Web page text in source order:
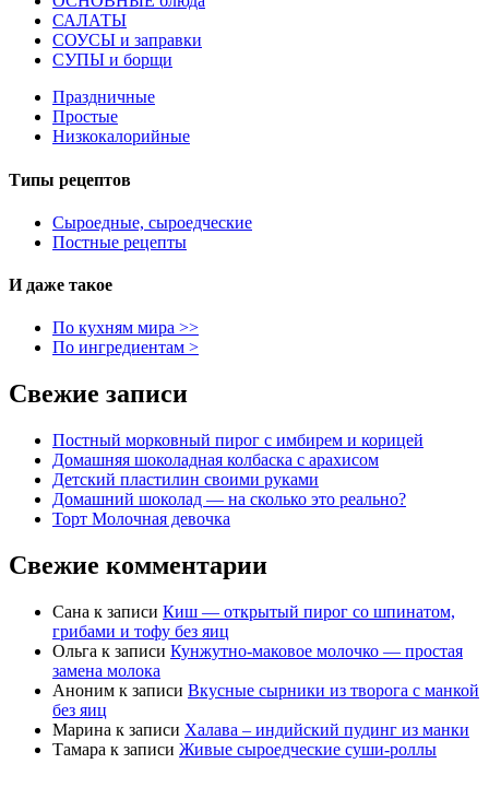
САЛАТЫ
СОУСЫ и заправки
СУПЫ и борщи
Праздничные
Простые
Низкокалорийные
Типы рецептов
Сыроедные, сыроедческие
Постные рецепты
И даже такое
По кухням мира >>
По ингредиентам >
Свежие записи
Постный морковный пирог с имбирем и корицей
Домашняя шоколадная колбаска с арахисом
Детский пластилин своими руками
Домашний шоколад — на сколько это реально?
Торт Молочная девочка
Свежие комментарии
Сана к записи Киш — открытый пирог со шпинатом,
грибами и тофу без яиц
Ольга к записи Кунжутно-маковое молочко — простая
замена молока
Аноним к записи Вкусные сырники из творога с манкой
без яиц
Марина к записи Халава – индийский пудинг из манки
Тамара к записи Живые сыроедческие суши-роллы